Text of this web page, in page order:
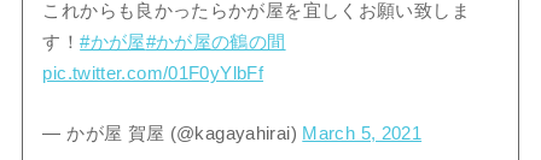
これからも良かったらかが屋を宜しくお願い致しま
す！#かが屋#かが屋の鶴の間
pic.twitter.com/01F0yYlbFf
— かが屋 賀屋 (@kagayahirai) March 5, 2021